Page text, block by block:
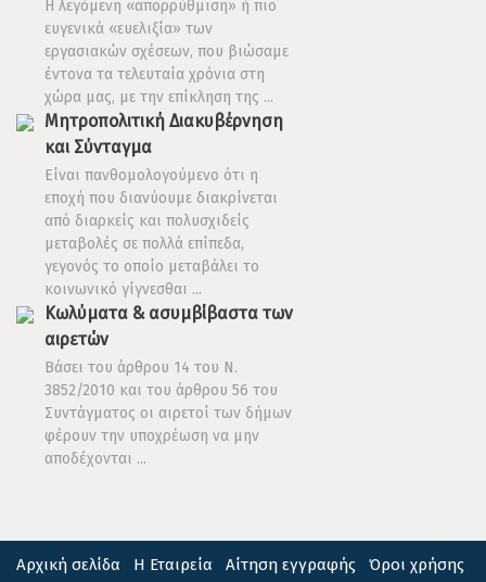
Η λεγόμενη «απορρύθμιση» ή πιο
ευγενικά «ευελιξία» των
εργασιακών σχέσεων, που βιώσαμε
έντονα τα τελευταία χρόνια στη
χώρα μας, με την επίκληση της ...
Μητροπολιτική Διακυβέρνηση
και Σύνταγμα
Είναι πανθομολογούμενο ότι η
εποχή που διανύουμε διακρίνεται
από διαρκείς και πολυσχιδείς
μεταβολές σε πολλά επίπεδα,
γεγονός το οποίο μεταβάλει το
κοινωνικό γίγνεσθαι ...
Κωλύματα & ασυμβίβαστα των
αιρετών
Βάσει του άρθρου 14 του Ν.
3852/2010 και του άρθρου 56 του
Συντάγματος οι αιρετοί των δήμων
φέρουν την υποχρέωση να μην
αποδέχονται ...
Αρχική σελίδα Η Εταιρεία Αίτηση εγγραφής
Όροι χρήσης